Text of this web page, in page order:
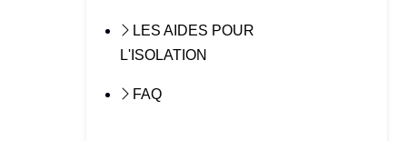
LES AIDES POUR
L'ISOLATION
FAQ